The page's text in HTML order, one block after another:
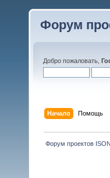
Форум
Добро пожаловать,
Начало Помощь
Форум проектов